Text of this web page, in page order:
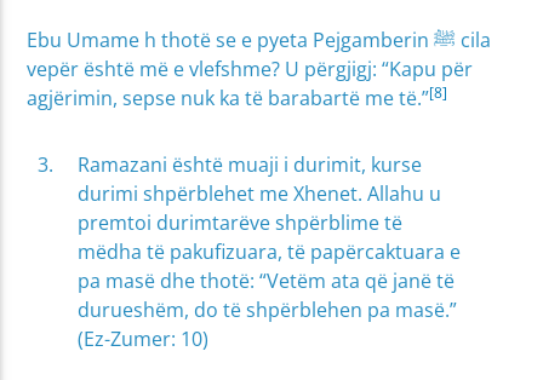
Ebu Umame h thotë se e pyeta Pejgamberin ﷺ cila
vepër është më e vlefshme? U përgjigj: “Kapu për
agjërimin, sepse nuk ka të barabartë me të.”[8]
Ramazani është muaji i durimit, kurse
durimi shpërblehet me Xhenet. Allahu u
premtoi durimtarëve shpërblime të
mëdha të pakufizuara, të papërcaktuara e
pa masë dhe thotë: “Vetëm ata që janë të
durueshëm, do të shpërblehen pa masë.”
(Ez-Zumer: 10)